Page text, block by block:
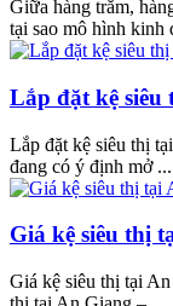
Giữa hàng trăm,
tại sao mô hình kinh
Lắp đặt kệ siêu
Lắp đặt kệ siêu thị
đang có ý định mở ...
Giá kệ siêu thị
Giá kệ siêu thị tại